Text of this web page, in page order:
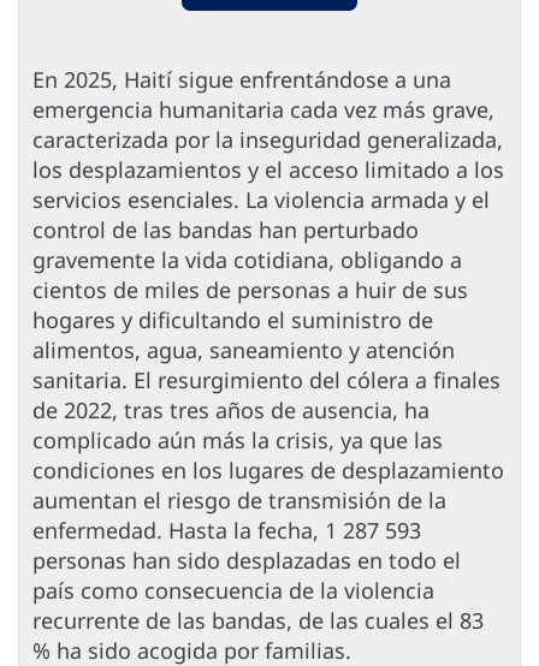
En 2025, Haití sigue enfrentándose a una
emergencia humanitaria cada vez más grave,
caracterizada por la inseguridad generalizada,
los desplazamientos y el acceso limitado a los
servicios esenciales. La violencia armada y el
control de las bandas han perturbado
gravemente la vida cotidiana, obligando a
cientos de miles de personas a huir de sus
hogares y dificultando el suministro de
alimentos, agua, saneamiento y atención
sanitaria. El resurgimiento del cólera a finales
de 2022, tras tres años de ausencia, ha
complicado aún más la crisis, ya que las
condiciones en los lugares de desplazamiento
aumentan el riesgo de transmisión de la
enfermedad. Hasta la fecha, 1 287 593
personas han sido desplazadas en todo el
país como consecuencia de la violencia
recurrente de las bandas, de las cuales el 83
% ha sido acogida por familias.